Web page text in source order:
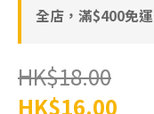
全店，滿$400免
HK$18.00
HK$16.00